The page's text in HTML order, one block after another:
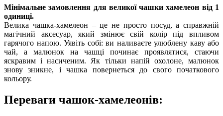
Мінімальне замовлення для великої чашки хамелеон від 1
одиниці.
Велика чашка-хамелеон – це не просто посуд, а справжній
магічний аксесуар, який змінює свій колір під впливом
гарячого напою. Уявіть собі: ви наливаєте улюблену каву або
чай, а малюнок на чашці починає проявлятися, стаючи
яскравим і насиченим. Як тільки напій охолоне, малюнок
знову зникне, і чашка повернеться до свого початкового
кольору.
Переваги чашок-хамелеонів: